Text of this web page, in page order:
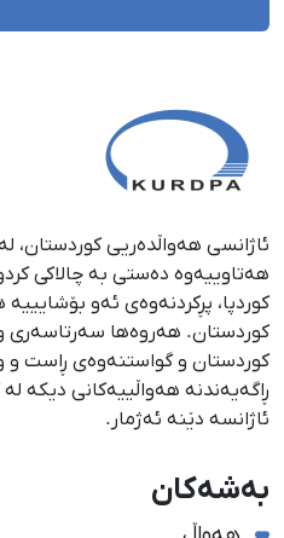
هەتاوییەوە دەستی بە چالاکی
كوردپا، پڕكردنەوەی ئەو
كوردستان. هەروەها سەرتاسەری و
كوردستان و گواستنەوەی ڕاست و
ڕاگەیەندنە هەواڵییەكانی دیكە
ئاژانسە دێنە ئەژمار.
بەشەکان